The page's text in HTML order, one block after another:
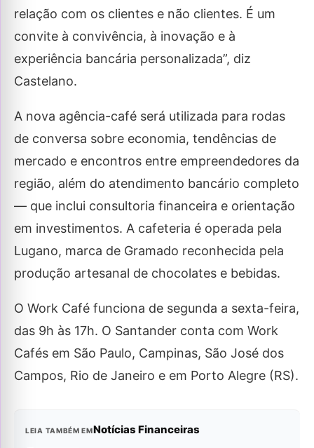
relação com os clientes e não clientes. É um
convite à convivência, à inovação e à
experiência bancária personalizada”, diz
Castelano.
A nova agência-café será utilizada para rodas
de conversa sobre economia, tendências de
mercado e encontros entre empreendedores da
região, além do atendimento bancário completo
— que inclui consultoria financeira e orientação
em investimentos. A cafeteria é operada pela
Lugano, marca de Gramado reconhecida pela
produção artesanal de chocolates e bebidas.
O Work Café funciona de segunda a sexta-feira,
das 9h às 17h. O Santander conta com Work
Cafés em São Paulo, Campinas, São José dos
Campos, Rio de Janeiro e em Porto Alegre (RS).
LEIA TAMBÉM EMNotícias Financeiras